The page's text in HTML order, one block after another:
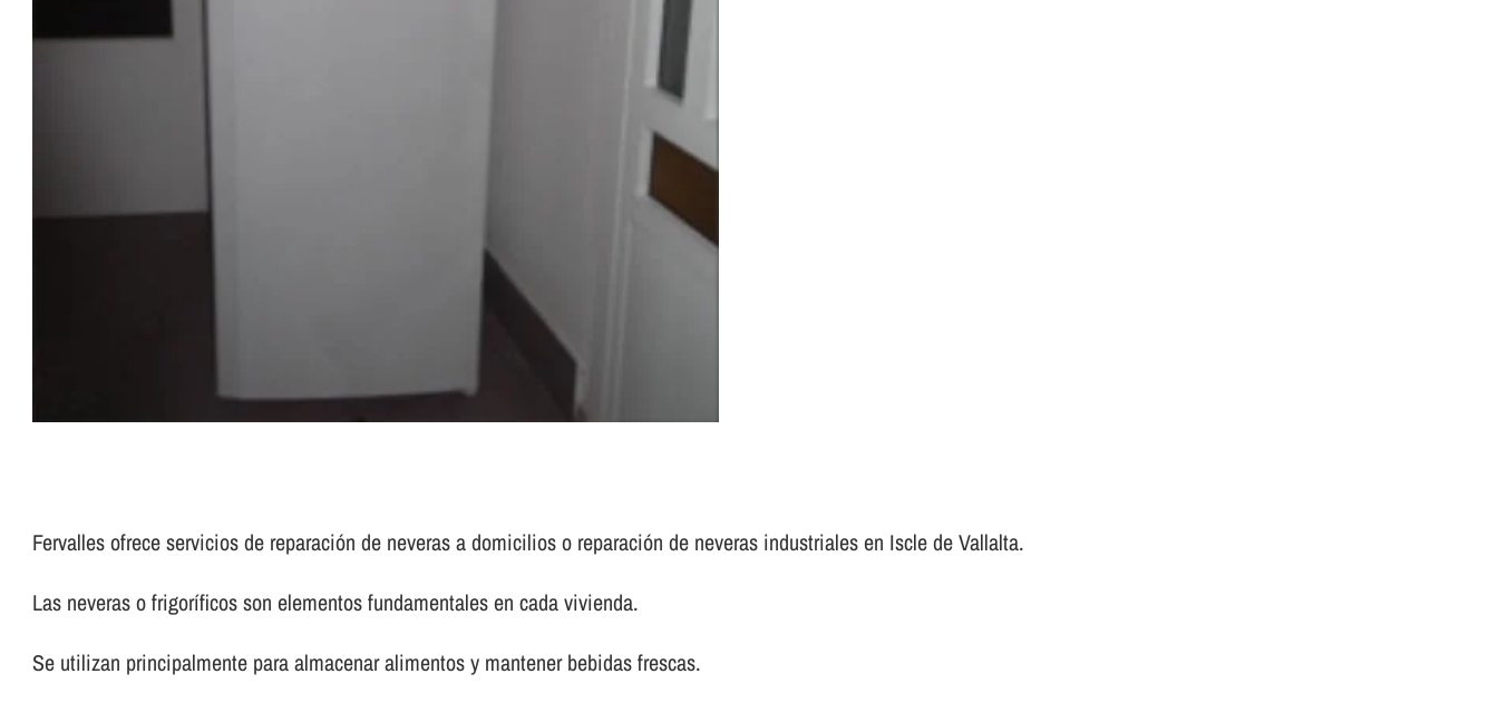
Fervalles ofrece servicios de reparación de neveras a domicilios o reparación de neveras industriales en Iscle de Vallalta.
Las neveras o frigorí­ficos son elementos fundamentales en cada vivienda.
Se utilizan principalmente para almacenar alimentos y mantener bebidas frescas.